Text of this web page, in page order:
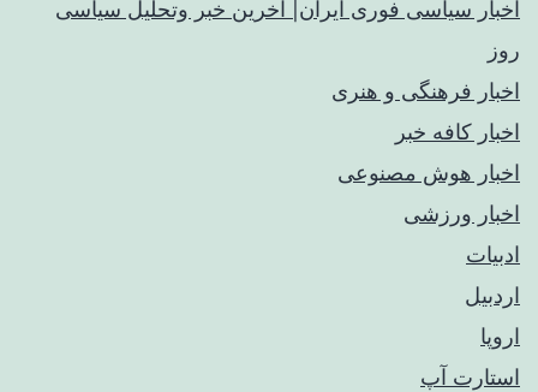
اخبار سیاسی فوری ایران| آخرین خبر وتحلیل سیاسی
روز
اخبار فرهنگی و هنری
اخبار کافه خبر
اخبار هوش مصنوعی
اخبار ورزشی
ادبیات
اردبیل
اروپا
استارت آپ